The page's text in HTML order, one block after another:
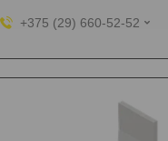
+375 (29) 660-52-52